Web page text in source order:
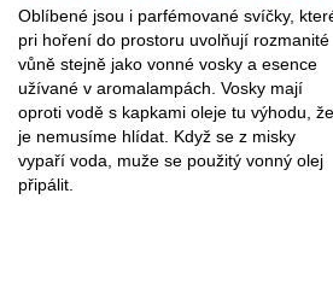
Oblíbené jsou i parfémované svíčky,
pri hoření do prostoru uvolňují rozmanité
vůně stejně jako vonné vosky a esence
užívané v aromalampách. Vosky mají
oproti vodě s kapkami oleje tu výhodu, že
je nemusíme hlídat. Když se z misky
vypaří voda, muže se použitý vonný olej
připálit.